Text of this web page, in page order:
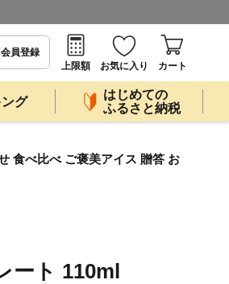
員登録
上限額
お気に入り カート
グ
はじめての
ふるさと納税
食べ比べ ご褒美アイス 贈答 お
ート 110ml